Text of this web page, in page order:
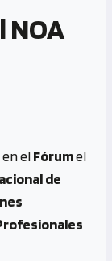
NOA
elFórumel
de